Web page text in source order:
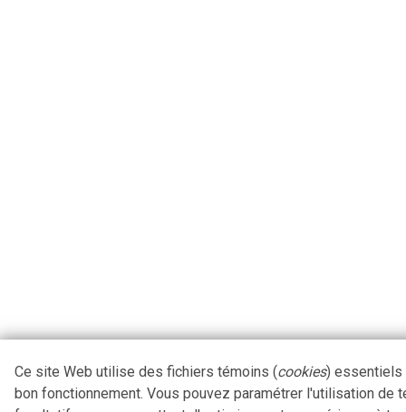
Ce site Web utilise des fichiers témoins (cookies) essentiels
bon fonctionnement. Vous pouvez paramétrer l'utilisation de